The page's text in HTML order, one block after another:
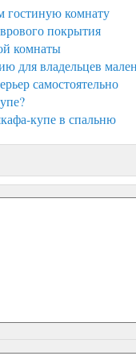
гостиную комнату
покрытия
комнаты
для владельцев
самостоятельно
купе в спальню